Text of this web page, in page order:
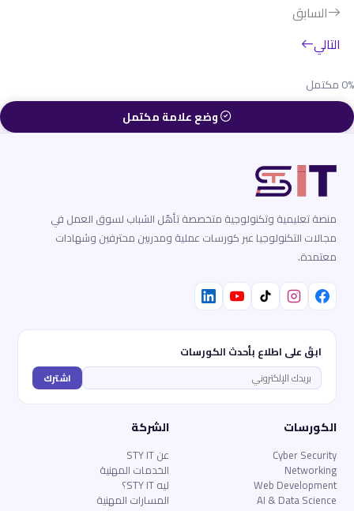
السابق
التالي
0%مكتمل
وضع علامة مكتمل
منصة تعليمية وتكنولوجية متخصصة تأهّل الشباب لسوق العمل في
مجالات التكنولوجيا عبر كورسات عملية ومدربين محترفين وشهادات
معتمدة.
ابقَ على اطلاع بأحدث الكورسات
اشترك
الكورسات
Cyber Security
Networking
Web Development
AI & Data Science
الشركة
عن STY IT
الخدمات المهنية
ليه STY IT؟
المسارات المهنية